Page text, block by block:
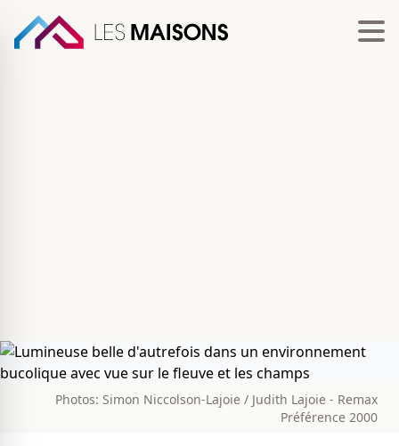
Photos: Simon Niccolson-Lajoie / Judith Lajoie - Remax
Préférence 2000